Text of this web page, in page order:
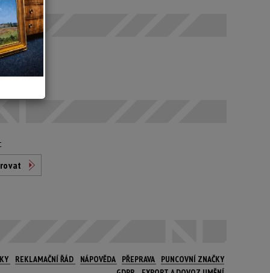
REKLAMAČNÍ ŘÁD NÁPOVĚDA PŘEPRAVA
PUNCOVNÍ ZNAČKY